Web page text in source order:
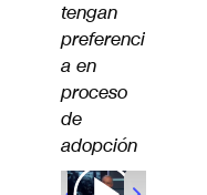
tengan
preferenci
a en
proceso
de
adopción